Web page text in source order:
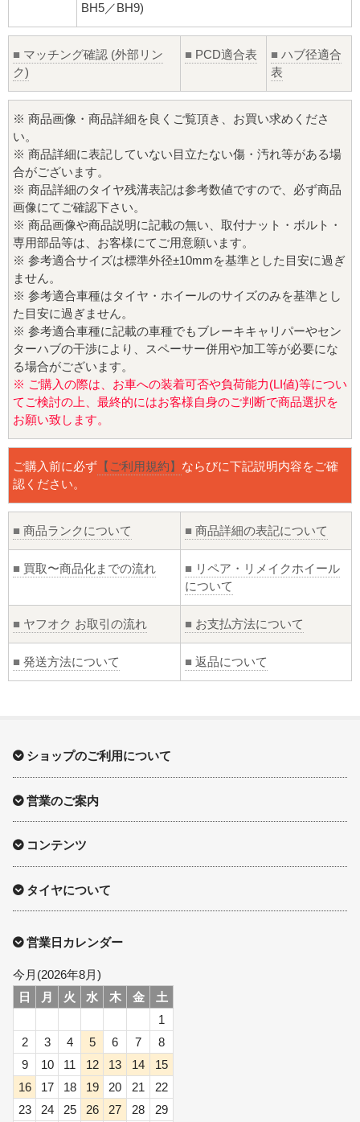
BH5／BH9)
■ マッチング確認 (外部リン
ク)
■ PCD適合表 ■ ハブ径適合
表
※ 商品画像・商品詳細を良くご覧頂き、お買い求めくださ
い。
※ 商品詳細に表記していない目立たない傷・汚れ等がある場
合がございます。
※ 商品詳細のタイヤ残溝表記は参考数値ですので、必ず商品
画像にてご確認下さい。
※ 商品画像や商品説明に記載の無い、取付ナット・ボルト・
専用部品等は、お客様にてご用意願います。
※ 参考適合サイズは標準外径±10mmを基準とした目安に過ぎ
ません。
※ 参考適合車種はタイヤ・ホイールのサイズのみを基準とし
た目安に過ぎません。
※ 参考適合車種に記載の車種でもブレーキキャリパーやセン
ターハブの干渉により、スペーサー併用や加工等が必要にな
る場合がございます。
※ ご購入の際は、お車への装着可否や負荷能力(LI値)等につい
てご検討の上、最終的にはお客様自身のご判断で商品選択を
お願い致します。
ご購入前に必ず 【ご利用規約】 ならびに下記説明内容をご確
認ください。
■ 商品ランクについて ■ 商品詳細の表記について
■ 買取〜商品化までの流れ ■ リペア・リメイクホイール
について
■ ヤフオク お取引の流れ ■ お支払方法について
■ 発送方法について ■ 返品について
ショップのご利用について
営業のご案内
コンテンツ
タイヤについて
営業日カレンダー
今月(2026年8月)
日
月 火 水 木 金
土
1
2
3 4 5 6 7
8
9
10 11 12 13 14
15
16
17 18 19 20 21
22
23
24 25 26 27 28 29